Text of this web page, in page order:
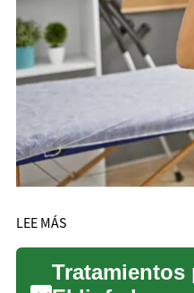
LEE MÁS
Tratamientos